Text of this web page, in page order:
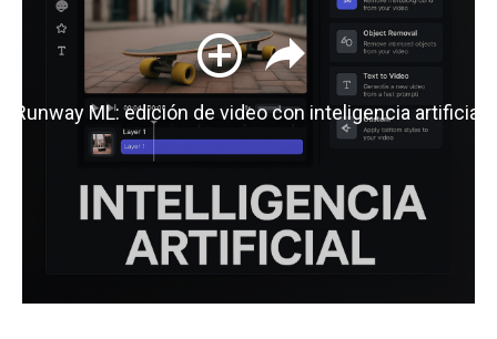
Runway ML: edición de video con inteligencia artificial